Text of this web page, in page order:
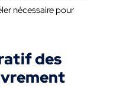
nécessaire pour
des